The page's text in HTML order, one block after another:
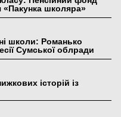
школяра»
школи: Романько
Сумської облради
історій із